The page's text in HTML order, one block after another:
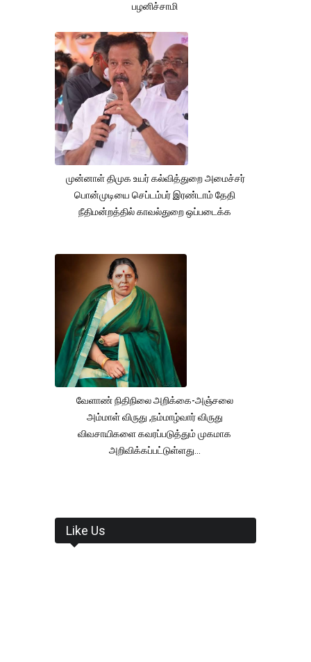
பழனிச்சாமி
முன்னாள் திமுக உயர் கல்வித்துறை அமைச்சர்
பொன்முடியை செப்டம்பர் இரண்டாம் தேதி
நீதிமன்றத்தில் காவல்துறை ஒப்படைக்க
வேளாண் நிதிநிலை அறிக்கை-அஞ்சலை
அம்மாள் விருது ,நம்மாழ்வார் விருது
விவசாயிகளை கவரப்படுத்தும் முகமாக
அறிவிக்கப்பட்டுள்ளது...
Like Us